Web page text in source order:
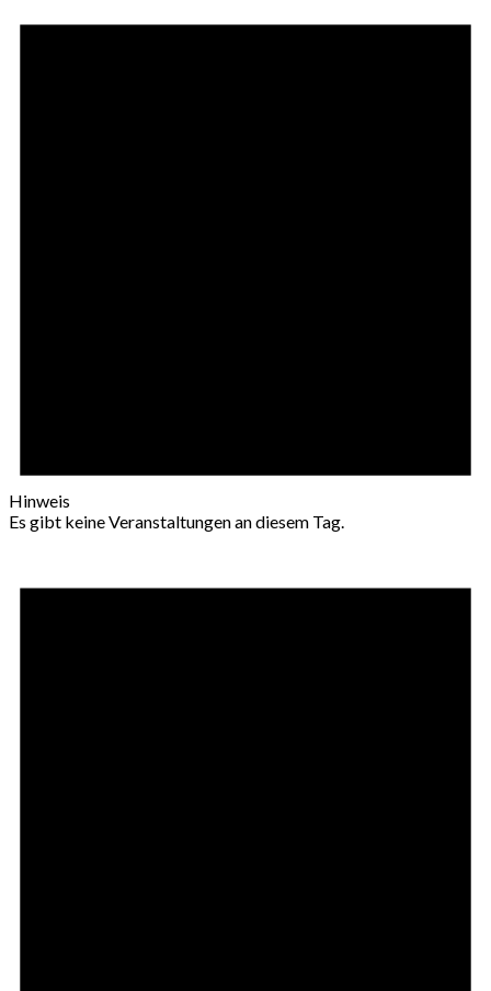
Hinweis
Es gibt keine Veranstaltungen an diesem Tag.